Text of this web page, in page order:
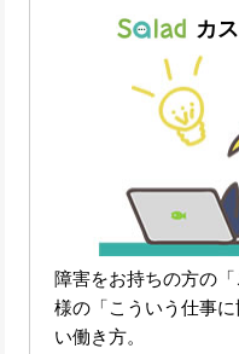
カ
障害をお持ちの方の
様の「こういう仕事
い働き方。